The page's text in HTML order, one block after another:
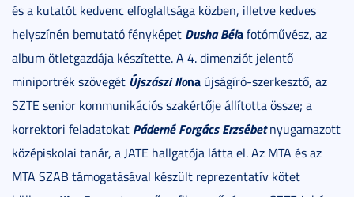
és a kutatót kedvenc elfoglaltsága közben, illetve kedves
helyszínén bemutató fényképet Dusha Bélafotóművész, az
album ötletgazdája készítette. A 4. dimenziót jelentő
miniportrék szövegét Újszászi Ilona újságíró-szerkesztő, az
SZTE senior kommunikációs szakértője állította össze; a
korrektori feladatokat Páderné Forgács Erzsébetnyugamazott
középiskolai tanár, a JATE hallgatója látta el. Az MTA és az
MTA SZAB támogatásával készült reprezentatív kötet